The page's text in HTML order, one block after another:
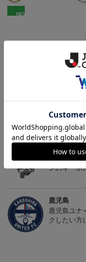
NEW
トピックス
鹿児島
躍動感あ
ンのキーホ
鹿児島
鹿児島ユナ
クしたい方